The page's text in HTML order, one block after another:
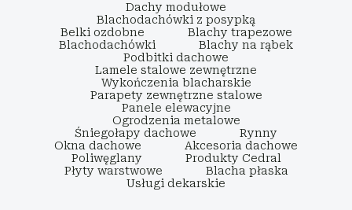
Dachy modułowe
Blachodachówki z posypką
Belki ozdobne
Blachy trapezowe
Blachodachówki
Blachy na rąbek
Podbitki dachowe
Lamele stalowe zewnętrzne
Wykończenia blacharskie
Parapety zewnętrzne stalowe
Panele elewacyjne
Ogrodzenia metalowe
Śniegołapy dachowe
Rynny
Okna dachowe
Akcesoria dachowe
Poliwęglany
Produkty Cedral
Płyty warstwowe
Blacha płaska
Usługi dekarskie